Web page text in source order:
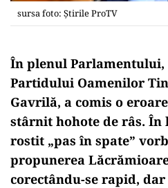
sursa foto: Știrile ProTV
În plenul Parlamentului,
Partidului Oamenilor
Gavrilă, a comis o
stârnit hohote de râs. În
rostit „pas în spate”
propunerea
corectându-se rapid,